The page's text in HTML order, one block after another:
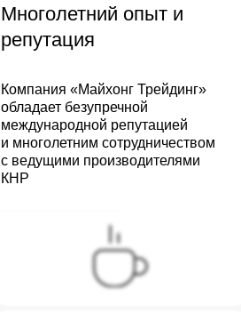
Многолетний опыт и
репутация
Компания «Майхонг Трейдинг»
обладает безупречной
международной репутацией
и многолетним сотрудничеством
с ведущими производителями
КНР